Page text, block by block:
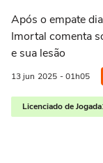
Após o empate
Imortal comenta
e sua lesão
13 jun 2025 - 01h05
Licenciado de